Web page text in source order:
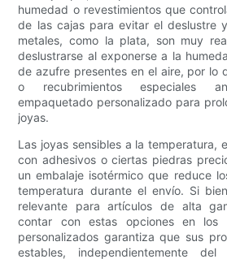
humedad o revestimientos que
de las cajas para evitar el deslustre
metales, como la plata, son muy
deslustrarse al exponerse a la
de azufre presentes en el aire, por lo
o recubrimientos especiales
empaquetado personalizado para
joyas.
Las joyas sensibles a la temperatura,
con adhesivos o ciertas piedras
un embalaje isotérmico que reduce
temperatura durante el envío. Si
relevante para artículos de alta
contar con estas opciones en los
personalizados garantiza que sus
estables, independientemente